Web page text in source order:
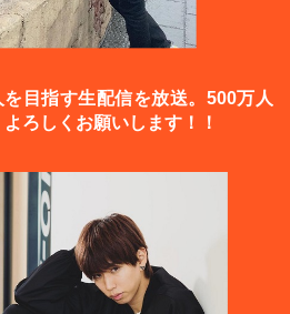
目指す生配信を放送。500万人
ろしくお願いします！！